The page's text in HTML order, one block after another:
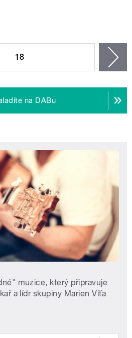
18
na DABu
muzice, který připravuje
a lídr skupiny Marien Víťa